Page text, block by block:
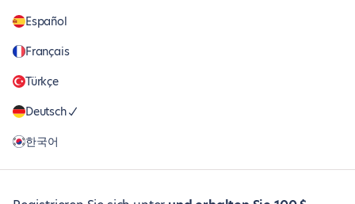
Español
Français
Türkçe
Deutsch
한국어